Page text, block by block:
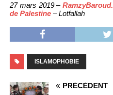
27 mars 2019 –
de Palestine – Lotfallah
ISLAMOPHOBIE
PRÉCÉDENT